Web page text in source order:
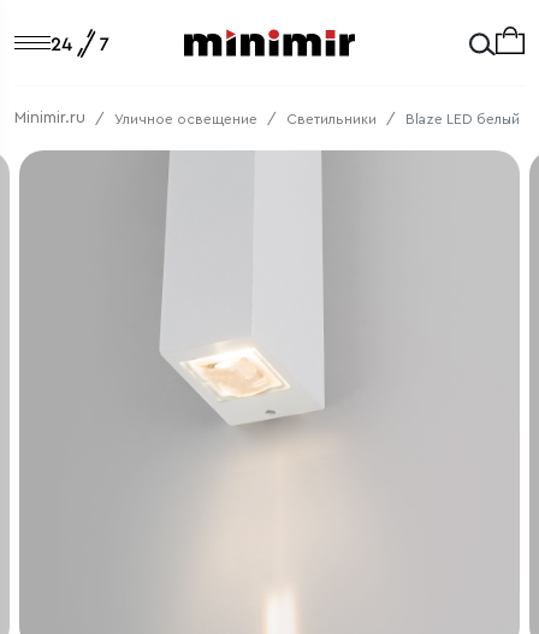
Minimir.ru Уличное освещение Светильники Blaze LED белый